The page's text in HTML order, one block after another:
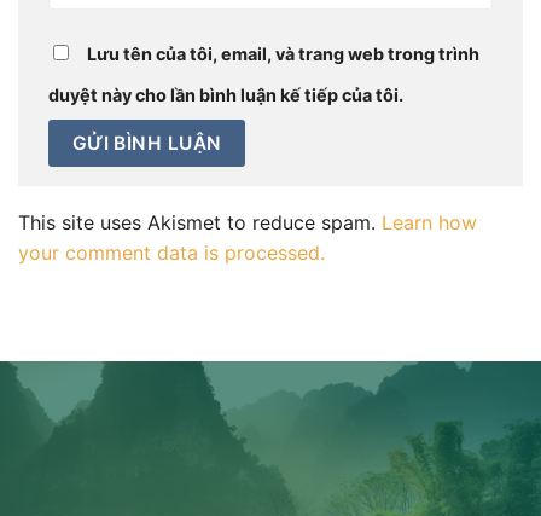
Lưu tên của tôi, email, và trang web trong trình
duyệt này cho lần bình luận kế tiếp của tôi.
This site uses Akismet to reduce spam. Learn how
your comment data is processed.